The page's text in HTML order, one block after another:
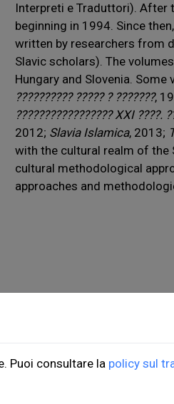
Interpreti e Traduttori). After
beginning in 1994. Since
written by researchers from
Slavic scholars). The
Hungary and Slovenia.
?????????? ????? ? ???????,
????????????????? XXI ????.
2012; Slavia Islamica, 2013;
with the cultural realm of
cultural methodological
approaches and
Edizioni Università di Trieste
Puoi consultare la policy sul